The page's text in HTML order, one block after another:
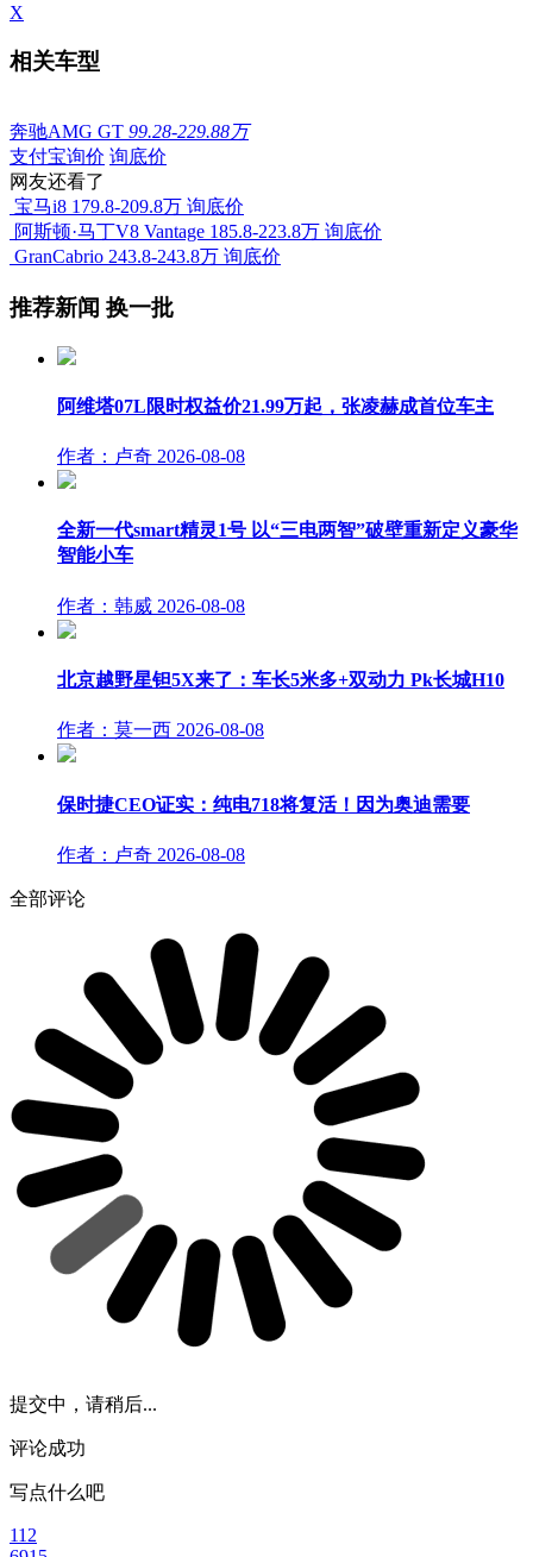
X
相关车型
奔驰AMG GT 99.28-229.88万
支付宝询价 询底价
网友还看了
宝马i8 179.8-209.8万 询底价
阿斯顿·马丁V8 Vantage 185.8-223.8万 询底价
GranCabrio 243.8-243.8万 询底价
推荐新闻 换一批
阿维塔07L限时权益价21.99万起，张凌赫成首位车主
作者：卢奇 2026-08-08
全新一代smart精灵1号 以“三电两智”破壁重新定义豪华
智能小车
作者：韩威 2026-08-08
北京越野星钽5X来了：车长5米多+双动力 Pk长城H10
作者：莫一西 2026-08-08
保时捷CEO证实：纯电718将复活！因为奥迪需要
作者：卢奇 2026-08-08
全部评论
提交中，请稍后...
评论成功
写点什么吧
112